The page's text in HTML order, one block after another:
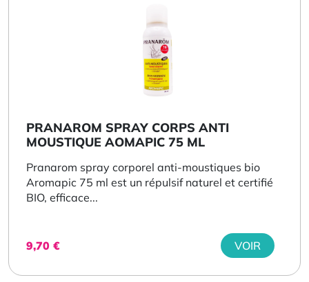
PRANAROM SPRAY CORPS ANTI
MOUSTIQUE AOMAPIC 75 ML
Pranarom spray corporel anti-moustiques bio
Aromapic 75 ml est un répulsif naturel et certifié
BIO, efficace...
9,70 € VOIR